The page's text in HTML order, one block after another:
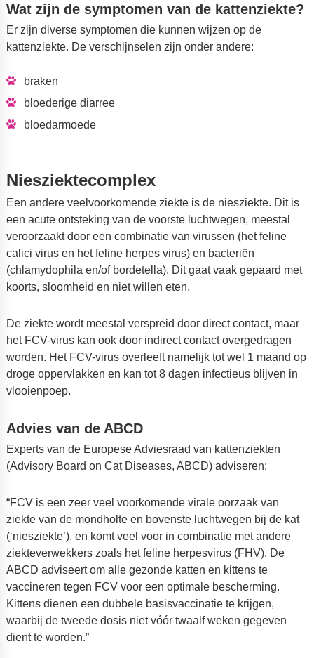
Wat zijn de symptomen van de kattenziekte?
Er zijn diverse symptomen die kunnen wijzen op de
kattenziekte. De verschijnselen zijn onder andere:
braken
bloederige diarree
bloedarmoede
Niesziektecomplex
Een andere veelvoorkomende ziekte is de niesziekte. Dit is
een acute ontsteking van de voorste luchtwegen, meestal
veroorzaakt door een combinatie van virussen (het feline
calici virus en het feline herpes virus) en bacteriën
(chlamydophila en/of bordetella). Dit gaat vaak gepaard met
koorts, sloomheid en niet willen eten.
De ziekte wordt meestal verspreid door direct contact, maar
het FCV-virus kan ook door indirect contact overgedragen
worden. Het FCV-virus overleeft namelijk tot wel 1 maand op
droge oppervlakken en kan tot 8 dagen infectieus blijven in
vlooienpoep.
Advies van de ABCD
Experts van de Europese Adviesraad van kattenziekten
(Advisory Board on Cat Diseases, ABCD) adviseren:
“FCV is een zeer veel voorkomende virale oorzaak van
ziekte van de mondholte en bovenste luchtwegen bij de kat
(‘niesziekte’), en komt veel voor in combinatie met andere
ziekteverwekkers zoals het feline herpesvirus (FHV). De
ABCD adviseert om alle gezonde katten en kittens te
vaccineren tegen FCV voor een optimale bescherming.
Kittens dienen een dubbele basisvaccinatie te krijgen,
waarbij de tweede dosis niet vóór twaalf weken gegeven
dient te worden.”